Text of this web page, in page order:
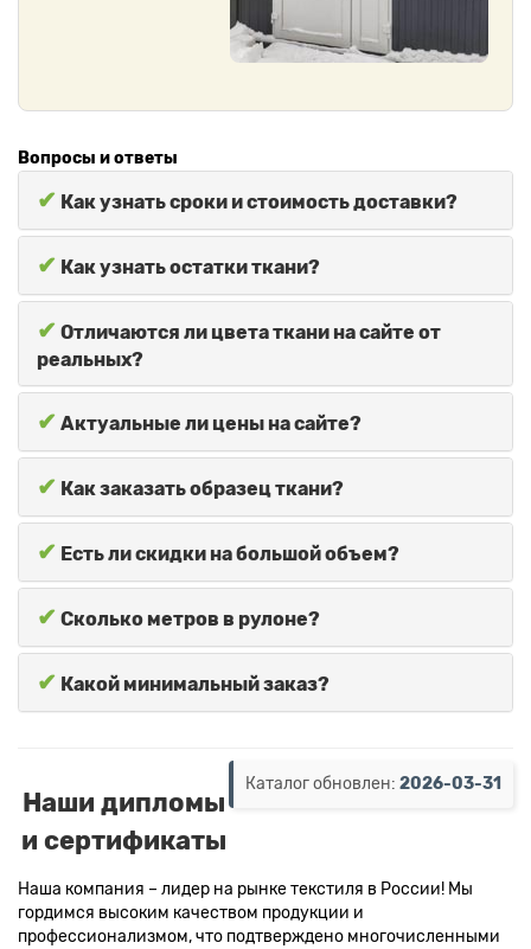
Вопросы и ответы
✔ Как узнать сроки и стоимость доставки?
✔ Как узнать остатки ткани?
✔ Отличаются ли цвета ткани на сайте от
реальных?
✔ Актуальные ли цены на сайте?
✔ Как заказать образец ткани?
✔ Есть ли скидки на большой объем?
✔ Сколько метров в рулоне?
✔ Какой минимальный заказ?
Каталог обновлен: 2026-03-31
Наши дипломы
и сертификаты
Наша компания – лидер на рынке текстиля в России! Мы
гордимся высоким качеством продукции и
профессионализмом, что подтверждено многочисленными